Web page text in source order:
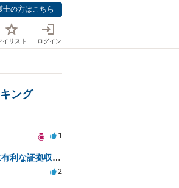
士の方はこちら
イリスト ログイン
ング
1
不貞行為に対する離婚に有利な証拠収集方法と法的手続きについて
2